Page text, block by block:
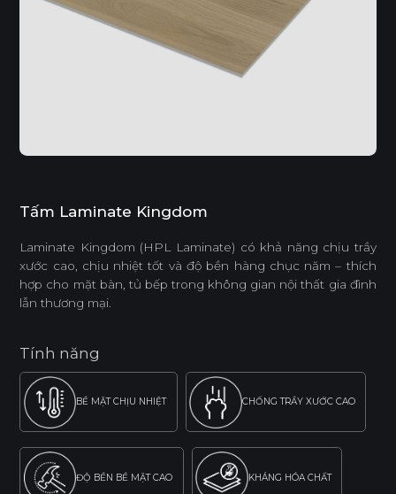
Tấm Laminate Kingdom
Laminate Kingdom (HPL Laminate) có khả năng chịu trầy
xước cao, chịu nhiệt tốt và độ bền hàng chục năm – thích
hợp cho mặt bàn, tủ bếp trong không gian nội thất gia đình
lẫn thương mại.
Tính năng
BỀ MẶT CHỊU NHIỆT CHỐNG TRẦY XƯỚC CAO
ĐỘ BỀN BỀ MẶT CAO KHÁNG HÓA CHẤT